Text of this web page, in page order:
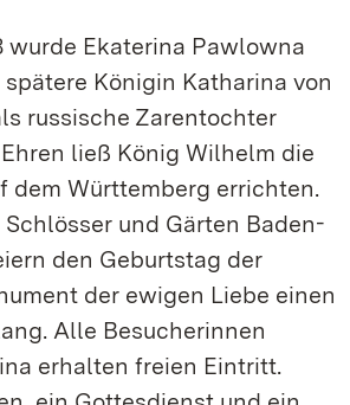
wurde Ekaterina Pawlowna
spätere Königin Katharina von
russische Zarentochter
ließ König Wilhelm die
dem Württemberg errichten.
und Gärten Baden-
den Geburtstag der
der ewigen Liebe einen
Alle Besucherinnen
erhalten freien Eintritt.